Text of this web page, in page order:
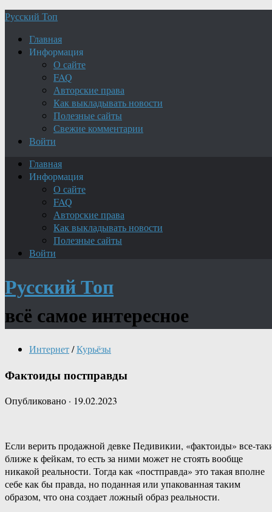
Русский Топ
Главная
Информация
О сайте
FAQ
Авторские права
Как выкладывать новости
Полезные сайты
Свежие комментарии
Войти
Главная
Информация
О сайте
FAQ
Авторские права
Как выкладывать новости
Полезные сайты
Войти
Русский Топ
всё самое интересное
Интернет/Курьёзы
Фактоиды постправды
Опубликовано · 19.02.2023
Если верить продажной девке Педивикии, «фактоиды» все-
ближе к фейкам, то есть за ними может не стоять вообще
никакой реальности. Тогда как «постправда» это такая вполне
себе как бы правда, но поданная или упакованная таким
образом, что она создает ложный образ реальности.